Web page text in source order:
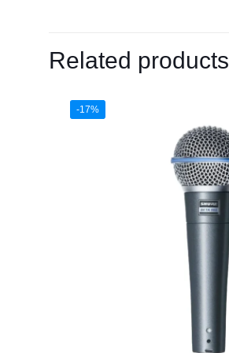
Related products
-17%